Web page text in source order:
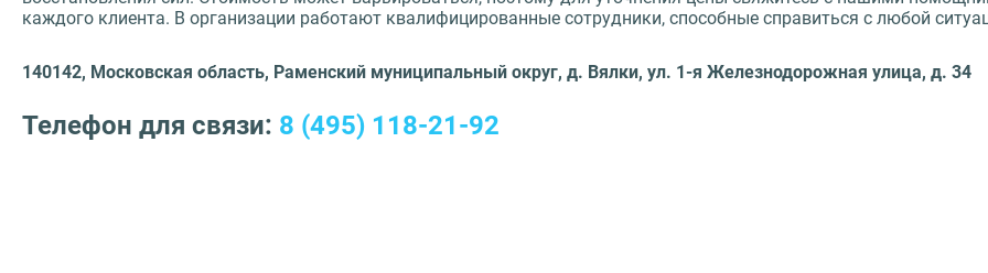
каждого клиента. В организации работают квалифицированные сотрудники, способные справиться с любой
140142, Московская область​, Раменский муниципальный округ, д. Вялки, ул. 1-я Железнодорожная улица, д. 34
Телефон для связи: 8 (495) 118-21-92